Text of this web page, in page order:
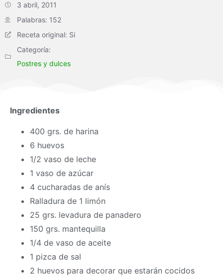
3 abril, 2011
Palabras: 152
Receta original: Si
Categoría:
Postres y dulces
Ingredientes
400 grs. de harina
6 huevos
1/2 vaso de leche
1 vaso de azúcar
4 cucharadas de anís
Ralladura de 1 limón
25 grs. levadura de panadero
150 grs. mantequilla
1/4 de vaso de aceite
1 pizca de sal
2 huevos para decorar que estarán cocidos